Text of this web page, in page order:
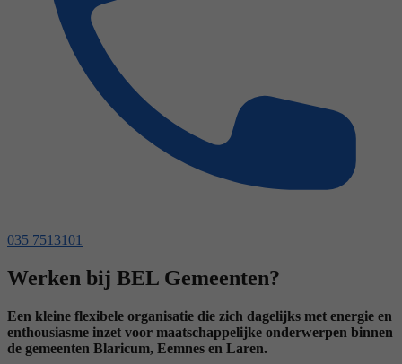
035 7513101
Werken bij BEL Gemeenten?
Een kleine flexibele organisatie die zich dagelijks met energie en
enthousiasme inzet voor maatschappelijke onderwerpen binnen
de gemeenten Blaricum, Eemnes en Laren.